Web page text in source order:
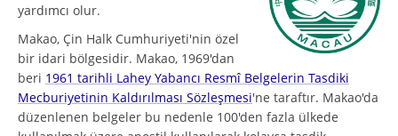
yardımcı olur.
Makao, Çin Halk Cumhuriyeti'nin özel
bir idari bölgesidir. Makao, 1969'dan
beri 1961 tarihli Lahey Yabancı Resmî Belgelerin Tasdiki
Mecburiyetinin Kaldırılması Sözleşmesi'ne taraftır. Makao'da
düzenlenen belgeler bu nedenle 100'den fazla ülkede